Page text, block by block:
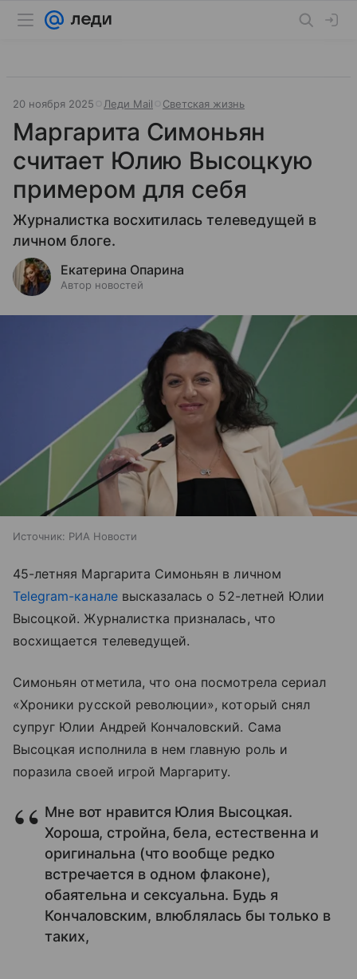
20 ноября 2025 Леди Mail Светская жизнь
Маргарита Симоньян
считает Юлию Высоцкую
примером для себя
Журналистка восхитилась телеведущей в
личном блоге.
Екатерина Опарина
Автор новостей
Источник: РИА Новости
45-летняя Маргарита Симоньян в личном
Telegram-каналевысказалась о 52-летней Юлии
Высоцкой. Журналистка призналась, что
восхищается телеведущей.
Симоньян отметила, что она посмотрела сериал
«Хроники русской революции», который снял
супруг Юлии Андрей Кончаловский. Сама
Высоцкая исполнила в нем главную роль и
поразила своей игрой Маргариту.
Мне вот нравится Юлия Высоцкая.
Хороша, стройна, бела, естественна и
оригинальна (что вообще редко
встречается в одном флаконе),
обаятельна и сексуальна. Будь я
Кончаловским, влюблялась бы только в
таких,